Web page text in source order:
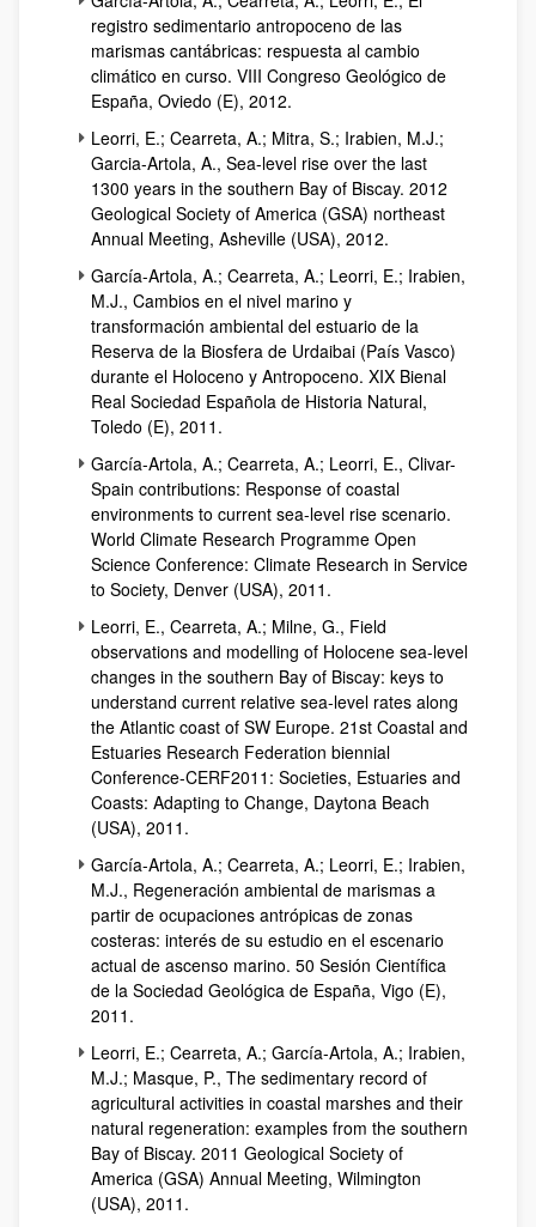
registro sedimentario antropoceno de las
marismas cantábricas: respuesta al cambio
climático en curso. VIII Congreso Geológico de
España, Oviedo (E), 2012.
Leorri, E.; Cearreta, A.; Mitra, S.; Irabien, M.J.;
Garcia-Artola, A., Sea-level rise over the last
1300 years in the southern Bay of Biscay. 2012
Geological Society of America (GSA) northeast
Annual Meeting, Asheville (USA), 2012.
García-Artola, A.; Cearreta, A.; Leorri, E.; Irabien,
M.J., Cambios en el nivel marino y
transformación ambiental del estuario de la
Reserva de la Biosfera de Urdaibai (País Vasco)
durante el Holoceno y Antropoceno. XIX Bienal
Real Sociedad Española de Historia Natural,
Toledo (E), 2011.
García-Artola, A.; Cearreta, A.; Leorri, E., Clivar-
Spain contributions: Response of coastal
environments to current sea-level rise scenario.
World Climate Research Programme Open
Science Conference: Climate Research in Service
to Society, Denver (USA), 2011.
Leorri, E., Cearreta, A.; Milne, G., Field
observations and modelling of Holocene sea-level
changes in the southern Bay of Biscay: keys to
understand current relative sea-level rates along
the Atlantic coast of SW Europe. 21st Coastal and
Estuaries Research Federation biennial
Conference-CERF2011: Societies, Estuaries and
Coasts: Adapting to Change, Daytona Beach
(USA), 2011.
García-Artola, A.; Cearreta, A.; Leorri, E.; Irabien,
M.J., Regeneración ambiental de marismas a
partir de ocupaciones antrópicas de zonas
costeras: interés de su estudio en el escenario
actual de ascenso marino. 50 Sesión Científica
de la Sociedad Geológica de España, Vigo (E),
2011.
Leorri, E.; Cearreta, A.; García-Artola, A.; Irabien,
M.J.; Masque, P., The sedimentary record of
agricultural activities in coastal marshes and their
natural regeneration: examples from the southern
Bay of Biscay. 2011 Geological Society of
America (GSA) Annual Meeting, Wilmington
(USA), 2011.